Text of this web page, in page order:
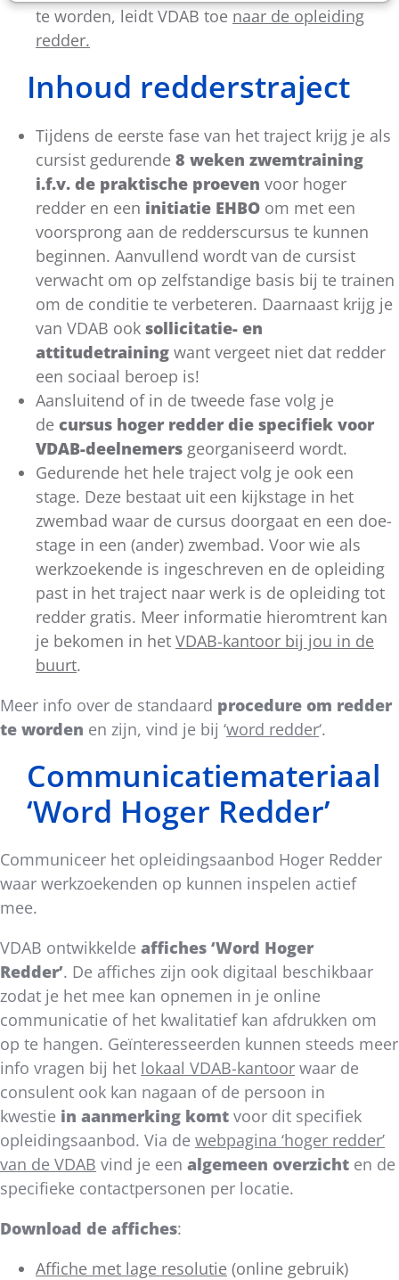
te worden, leidt VDAB toe naar de opleiding
redder.
Inhoud redderstraject
Tijdens de eerste fase van het traject krijg je als
cursist gedurende 8 weken zwemtraining
i.f.v. de praktische proeven voor hoger
redder en een initiatie EHBO om met een
voorsprong aan de redderscursus te kunnen
beginnen. Aanvullend wordt van de cursist
verwacht om op zelfstandige basis bij te trainen
om de conditie te verbeteren. Daarnaast krijg je
van VDAB ook sollicitatie- en
attitudetraining want vergeet niet dat redder
een sociaal beroep is!
Aansluitend of in de tweede fase volg je
de cursus hoger redder die specifiek voor
VDAB-deelnemers georganiseerd wordt.
Gedurende het hele traject volg je ook een
stage. Deze bestaat uit een kijkstage in het
zwembad waar de cursus doorgaat en een doe-
stage in een (ander) zwembad. Voor wie als
werkzoekende is ingeschreven en de opleiding
past in het traject naar werk is de opleiding tot
redder gratis. Meer informatie hieromtrent kan
je bekomen in het VDAB-kantoor bij jou in de
buurt.
Meer info over de standaard procedure om redder
te worden en zijn, vind je bij ‘word redder‘.
Communicatiemateriaal
‘Word Hoger Redder’
Communiceer het opleidingsaanbod Hoger Redder
waar werkzoekenden op kunnen inspelen actief
mee.
VDAB ontwikkelde affiches ‘Word Hoger
Redder’. De affiches zijn ook digitaal beschikbaar
zodat je het mee kan opnemen in je online
communicatie of het kwalitatief kan afdrukken om
op te hangen. Geïnteresseerden kunnen steeds meer
info vragen bij het lokaal VDAB-kantoor waar de
consulent ook kan nagaan of de persoon in
kwestie in aanmerking komt voor dit specifiek
opleidingsaanbod. Via de webpagina ‘hoger redder’
van de VDAB vind je een algemeen overzicht en de
specifieke contactpersonen per locatie.
Download de affiches:
Affiche met lage resolutie (online gebruik)